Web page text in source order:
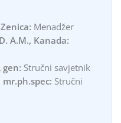
Menadžer
A.M., Kanada:
gen: Stručni savjetnik
mr.ph.spec: Stručni